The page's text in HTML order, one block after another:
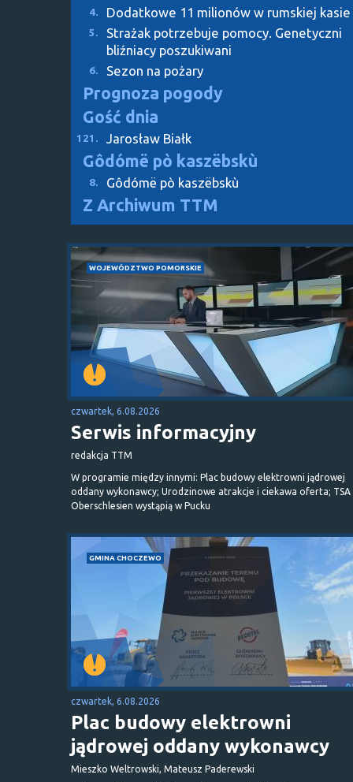
4. Dodatkowe 11 milionów w rumskiej kasie
5.
Strażak potrzebuje pomocy. Genetyczni
bliźniacy poszukiwani
6. Sezon na pożary
Prognoza pogody
Gość dnia
121. Jarosław Białk
Gôdómë pò kaszëbskù
8. Gôdómë pò kaszëbskù
Z Archiwum TTM
WOJEWÓDZTWO POMORSKIE
czwartek, 6.08.2026
Serwis informacyjny
redakcja TTM
W programie między innymi: Plac budowy elektrowni jądrowej
oddany wykonawcy; Urodzinowe atrakcje i ciekawa oferta; TSA
Oberschlesien wystąpią w Pucku
GMINA CHOCZEWO
czwartek, 6.08.2026
Plac budowy elektrowni
jądrowej oddany wykonawcy
Mieszko Weltrowski, Mateusz Paderewski